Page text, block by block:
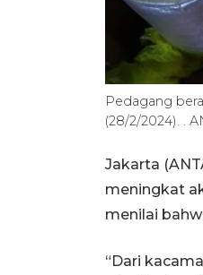
Pedagang
(28/2/2024). .
Jakarta
meningkat
menilai
“Dari